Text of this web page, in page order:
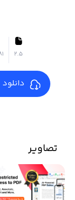
2.5
دانلود
تصاویر